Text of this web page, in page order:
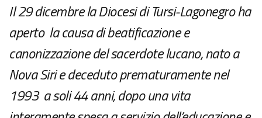
Il 29 dicembre la Diocesi di Tursi-Lagonegro ha
aperto la causa di beatificazione e
canonizzazione del sacerdote lucano, nato a
Nova Siri e deceduto prematuramente nel
1993 a soli 44 anni, dopo una vita